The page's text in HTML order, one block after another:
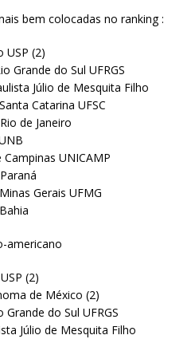
bem colocadas no ranking :
USP (2)
Grande do Sul UFRGS
Júlio de Mesquita Filho
Catarina UFSC
de Janeiro
UNICAMP
Gerais UFMG
americano
(2)
de México (2)
do Sul UFRGS
Júlio de Mesquita Filho